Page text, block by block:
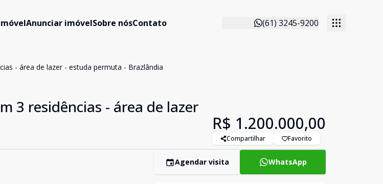
Anunciar imóvelSobre nósContato (61) 3245-9200
- área de lazer - estuda permuta - Brazlândia
3 residências - área de lazer
R$ 1.200.000,00
Compartilhar Favorito
Agendar visita WhatsApp